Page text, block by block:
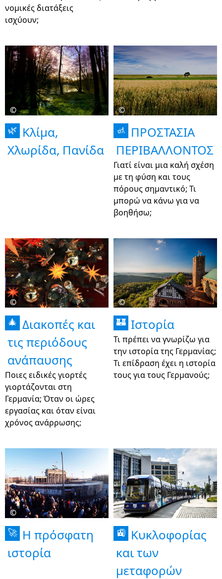
νομικές διατάξεις
ισχύουν;
©
🌿
Κλίμα,
Χλωρίδα, Πανίδα
©
🚮
ΠΡΟΣΤΑΣΙΑ
ΠΕΡΙΒΑΛΛΟΝΤΟΣ
Γιατί είναι μια καλή σχέση
με τη φύση και τους
πόρους σημαντικό; Τι
μπορώ να κάνω για να
βοηθήσω;
©
🎄 Διακοπές και
τις περιόδους
ανάπαυσης
Ποιες ειδικές γιορτές
γιορτάζονται στη
Γερμανία; Όταν οι ώρες
εργασίας και όταν είναι
χρόνος ανάρρωσης;
©
🏰 Ιστορία
Τι πρέπει να γνωρίζω για
την ιστορία της Γερμανίας;
Τι επίδραση έχει η ιστορία
τους για τους Γερμανούς;
©
🚀 Η πρόσφατη
ιστορία
©
🚉
Κυκλοφορίας
και των
μεταφορών